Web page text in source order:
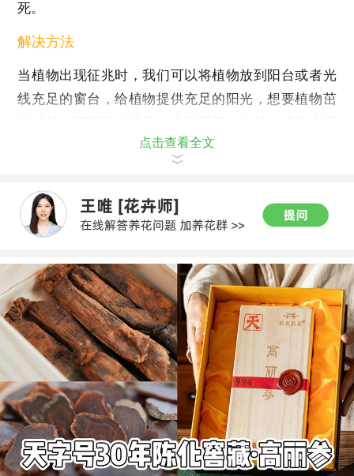
死。
解决方法
当植物出现征兆时，我们可以将植物放到阳台或者光
线充足的窗台，给植物提供充足的阳光，想要植物茁
点击查看全文